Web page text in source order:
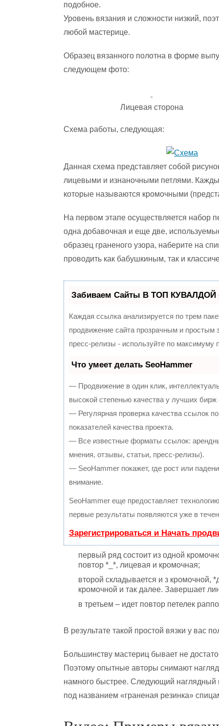
подобное.
Уровень вязания и сложности низкий,
любой мастерице.
Образец вязанного полотна в форме
следующем фото:
Лицевая сторона
Схема работы, следующая:
Данная схема представляет собой
лицевыми и изнаночными петлями.
которые называются кромочными
На первом этапе осуществляется набор
одна добавочная и еще две,
образец граненого узора, наберите на
проводить как бабушкиным, так и
Забиваем Сайты В ТОП КУВАЛДОЙ -
Каждая ссылка анализируется по трем
продвижение сайта прозрачным и
пресс-релизы - используйте по
Что умеет делать SeoHammer
— Продвижение в один клик,
высокой степенью качества у лучших бирж
— Регулярная проверка качества ссылок
показателей качества проекта.
— Все известные форматы ссылок:
мнения, отзывы, статьи, пресс-релизы).
— SeoHammer покажет, где рост или
внимание.
SeoHammer еще предоставляет
первые результаты появляются уже в
Зарегистрироваться и Начать
первый ряд состоит из одной
повтор *_*, лицевая и кромочная;
второй складывается и з кромочной,
кромочной и так далее. Завершает
в третьем – идет повтор петелек
В результате такой простой вязки у вас
Большинству мастериц бывает не
Поэтому опытные авторы снимают
намного быстрее. Следующий наглядный
под названием «граненая резинка»